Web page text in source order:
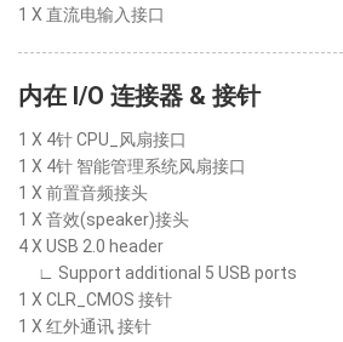
1 X 直流电输入接口
内在 I/O 连接器 & 接针
1 X 4针 CPU_风扇接口
1 X 4针 智能管理系统风扇接口
1 X 前置音频接头
1 X 音效(speaker)接头
4 X USB 2.0 header
∟ Support additional 5 USB ports
1 X CLR_CMOS 接针
1 X 红外通讯 接针